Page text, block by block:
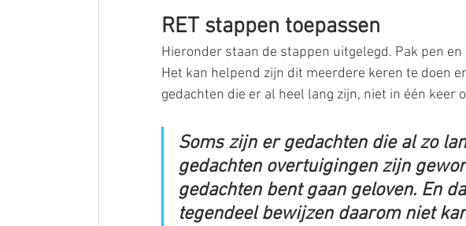
RET stappen toepassen
Hieronder staan de stappen uitgelegd. Pak pen
Het kan helpend zijn dit meerdere keren te doen
gedachten die er al heel lang zijn, niet in één keer
Soms zijn er gedachten die al zo
gedachten overtuigingen zijn
gedachten bent gaan geloven. En
tegendeel bewijzen daarom niet